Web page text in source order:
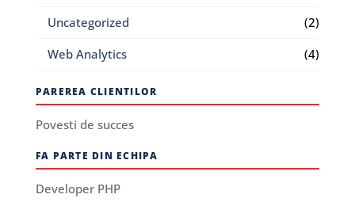
Uncategorized
(2)
Web Analytics
(4)
PAREREA CLIENTILOR
Povesti de succes
FA PARTE DIN ECHIPA
Developer PHP